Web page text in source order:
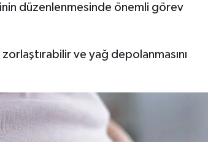
düzenlenmesinde önemli görev
ve yağ depolanmasını